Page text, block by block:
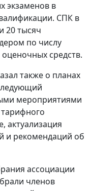
экзаменов в
СПК в
20 тысяч
по числу
средств.
также о планах
мероприятиями
актуализация
и рекомендаций об
ассоциации
членов